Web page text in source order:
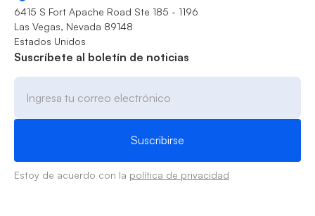
6415 S Fort Apache Road Ste 185 - 1196
Las Vegas, Nevada 89148
Estados Unidos
Suscríbete al boletín de noticias
Estoy de acuerdo con la política de privacidad